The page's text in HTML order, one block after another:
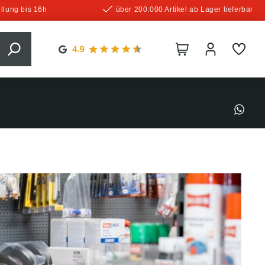
bis 16h über 200.000 Artikel ab Lager lieferbar